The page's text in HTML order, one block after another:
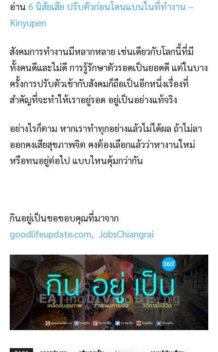
อ่าน 6 นิสัยเสีย ปรับตัวก่อนโดนแบนในที่ทำงาน –
Kinyupen
สังคมการทำงานมีหลากหลาย เช่นเดียวกับโลกนี้ที่มี
ทั้งคนดีและไม่ดี การรู้รักษาตัวรอดเป็นยอดดี แต่ในบาง
ครั้งการปรับตัวเข้ากับสังคมก็ถือเป็นอีกหนึ่งเรื่องที่
สำคัญที่จะทำให้เราอยู่รอด อยู่เป็นอย่างแท้จริง
อย่างไรก็ตาม หากเราทำทุกอย่างแล้วไม่ได้ผล ถ้าไม่ลา
ออกคงเสียสุขภาพจิต คงต้องเลือกแล้วว่าหางานใหม่
หรือทนอยู่ต่อไป แบบไหนคุ้มกว่ากัน
กินอยู่เป็นขอขอบคุณที่มาจาก
goodlifeupdate.com, JobsChiangrai